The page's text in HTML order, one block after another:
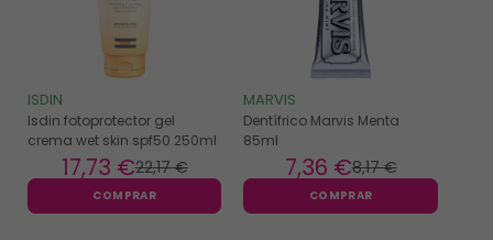
ISDIN
Isdin fotoprotector gel
crema wet skin spf50 250ml
22,17 €
17,73 €
COMPRAR
MARVIS
Dentífrico Marvis Menta
85ml
8,17 €
7,36 €
COMPRAR